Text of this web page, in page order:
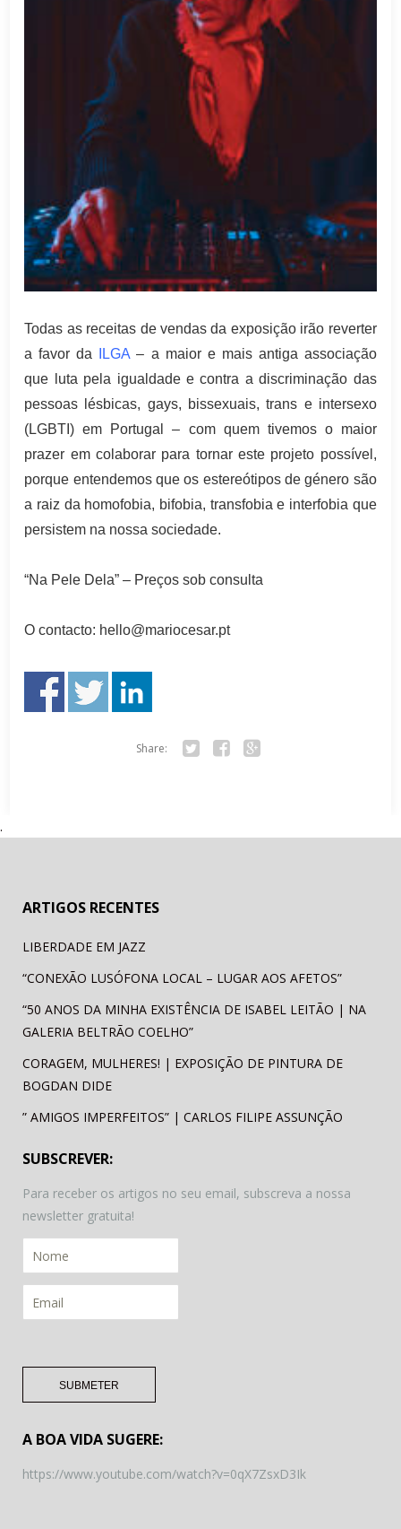
Todas as receitas de vendas da exposição irão reverter
a favor da
ILGA – a maior e mais antiga associação
que luta pela igualdade e contra a discriminação das
pessoas lésbicas, gays, bissexuais, trans e intersexo
(LGBTI) em Portugal – com quem tivemos o maior
prazer em colaborar para tornar este projeto possível,
porque entendemos que os estereótipos de género são
a raiz da homofobia, bifobia, transfobia e interfobia que
persistem na nossa sociedade.
“Na Pele Dela” – Preços sob consulta
O contacto: hello@mariocesar.pt
Share:
ok
.
ARTIGOS RECENTES
LIBERDADE EM JAZZ
“CONEXÃO LUSÓFONA LOCAL – LUGAR AOS AFETOS”
“50 ANOS DA MINHA EXISTÊNCIA DE ISABEL LEITÃO | NA
GALERIA BELTRÃO COELHO”
CORAGEM, MULHERES! | EXPOSIÇÃO DE PINTURA DE
BOGDAN DIDE
” AMIGOS IMPERFEITOS” | CARLOS FILIPE ASSUNÇÃO
SUBSCREVER:
Para receber os artigos no seu email, subscreva a nossa
newsletter gratuita!
A BOA VIDA SUGERE:
https://www.youtube.com/watch?v=0qX7ZsxD3Ik